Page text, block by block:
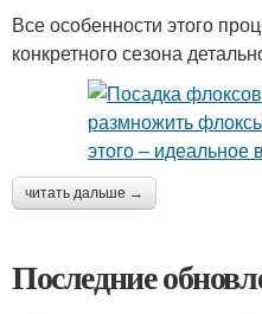
Все особенности этого
конкретного сезона
читать дальше →
Последние